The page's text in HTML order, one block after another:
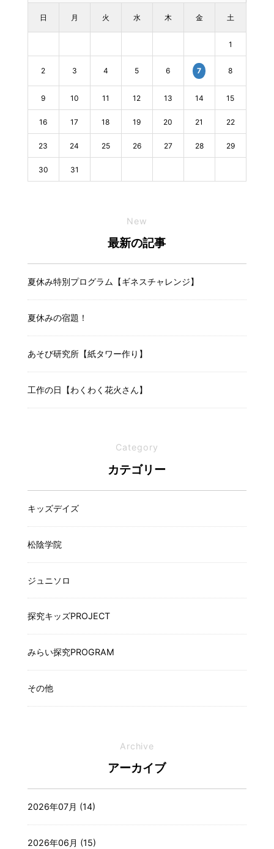
日 月 火 水 木 金 土
1
2 3 4 5 6 7 8
9 10 11 12 13 14 15
16 17 18 19 20 21 22
23 24 25 26 27 28 29
30 31
New
最新の記事
夏休み特別プログラム【ギネスチャレンジ】
夏休みの宿題！
あそび研究所【紙タワー作り】
工作の日【わくわく花火さん】
Category
カテゴリー
キッズデイズ
松陰学院
ジュニソロ
探究キッズPROJECT
みらい探究PROGRAM
その他
Archive
アーカイブ
2026年07月 (14)
2026年06月 (15)